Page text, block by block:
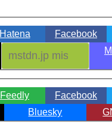
Hatena Facebook
Feedly Facebook
Bluesky